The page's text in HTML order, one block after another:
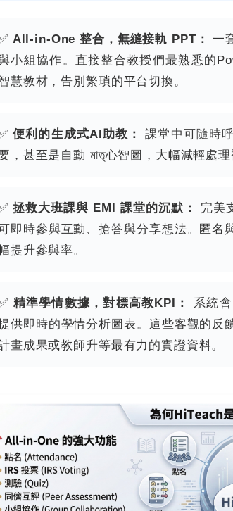
All-in-One 整合，無縫接軌 PPT：
一
小組協作。直接整合教授們最熟悉的
慧教材，告別繁瑣的平台切換。
便利的生成式AI助教：
課堂中可隨時
，甚至是自動 মাতৃ心智圖，大幅減輕處
拯救大班課與 EMI 課堂的沉默：
完美
即時參與互動、搶答與分享想法。匿名
提升參與率。
精準學情數據，對標高教KPI：
系統
供即時的學情分析圖表。這些客觀的反
畫成果或教師升等最有力的實證資料。